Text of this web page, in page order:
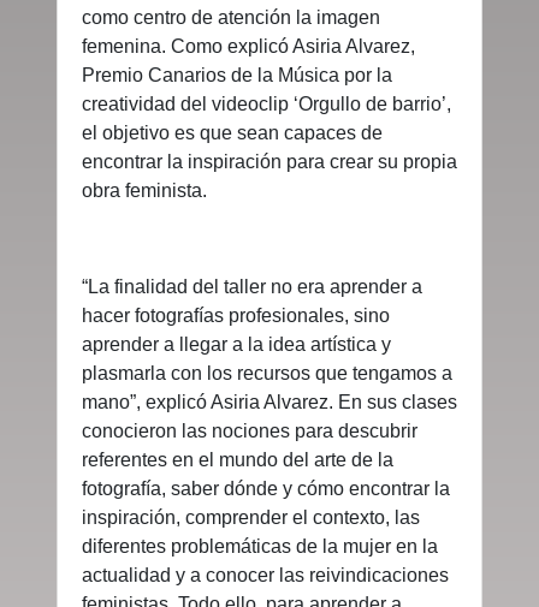
como centro de atención la imagen
femenina. Como explicó Asiria Alvarez,
Premio Canarios de la Música por la
creatividad del videoclip ‘Orgullo de barrio’,
el objetivo es que sean capaces de
encontrar la inspiración para crear su propia
obra feminista.
“La finalidad del taller no era aprender a
hacer fotografías profesionales, sino
aprender a llegar a la idea artística y
plasmarla con los recursos que tengamos a
mano”, explicó Asiria Alvarez. En sus clases
conocieron las nociones para descubrir
referentes en el mundo del arte de la
fotografía, saber dónde y cómo encontrar la
inspiración, comprender el contexto, las
diferentes problemáticas de la mujer en la
actualidad y a conocer las reivindicaciones